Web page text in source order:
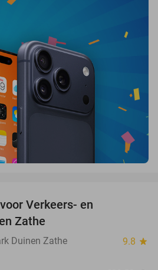
Verkeers- en
Zathe
Duinen Zathe 9.8 star